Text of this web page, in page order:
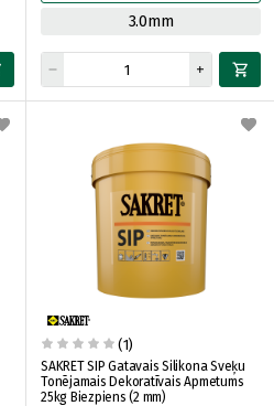
3.0mm
(1)
SAKRET SIP Gatavais Silikona Sveķu
Tonējamais Dekoratīvais Apmetums
25kg Biezpiens (2 mm)